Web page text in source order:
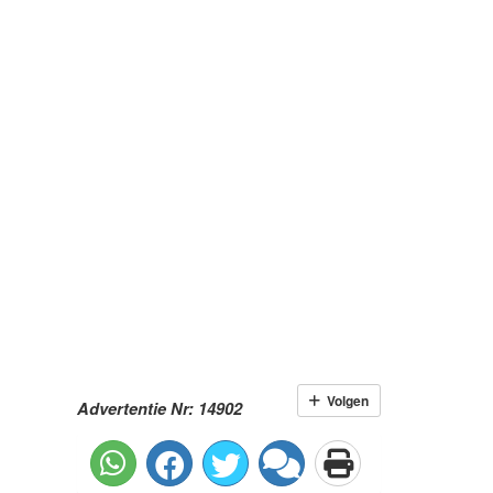
Advertentie Nr: 14902 Volgen